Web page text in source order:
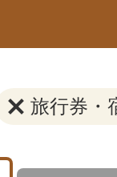
旅行券・